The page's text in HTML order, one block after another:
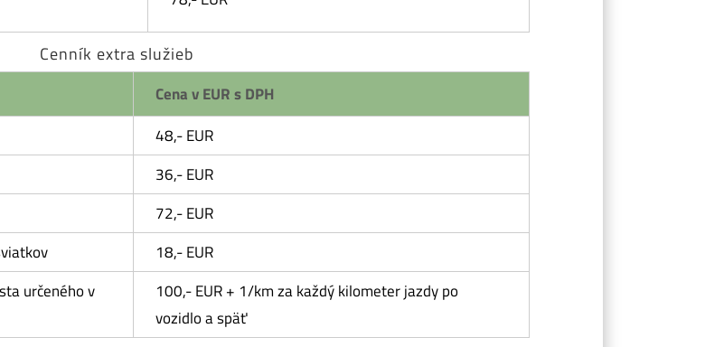
Cenník extra služieb
Cena v EUR s DPH
48,- EUR
36,- EUR
72,- EUR
18,- EUR
určeného v
100,- EUR + 1/km za každý kilometer jazdy po
vozidlo a späť